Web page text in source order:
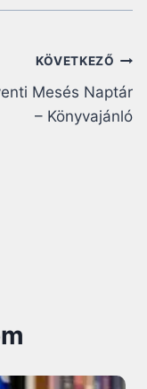
KÖVETKEZŐ
Mesés Naptár
– Könyvajánló